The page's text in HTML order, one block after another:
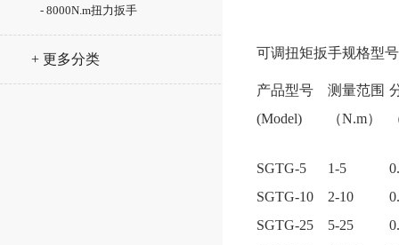
- 8000N.m扭力扳手
+ 更多分类 可调扭矩扳手规格型号
产品型号
(Model)
测量范围
（N.m）
SGTG-5 1-5
SGTG-10
2-10
SGTG-25
5-25